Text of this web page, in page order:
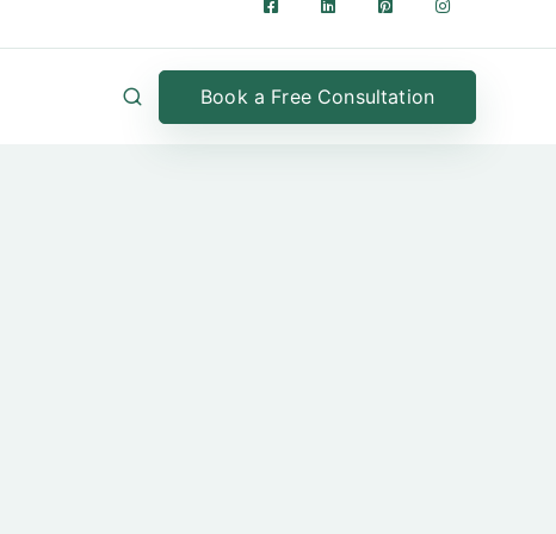
Book a Free Consultation